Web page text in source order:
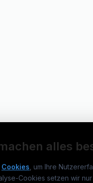
alles
Cookies , um Ihre
Cookies setzen wir nur